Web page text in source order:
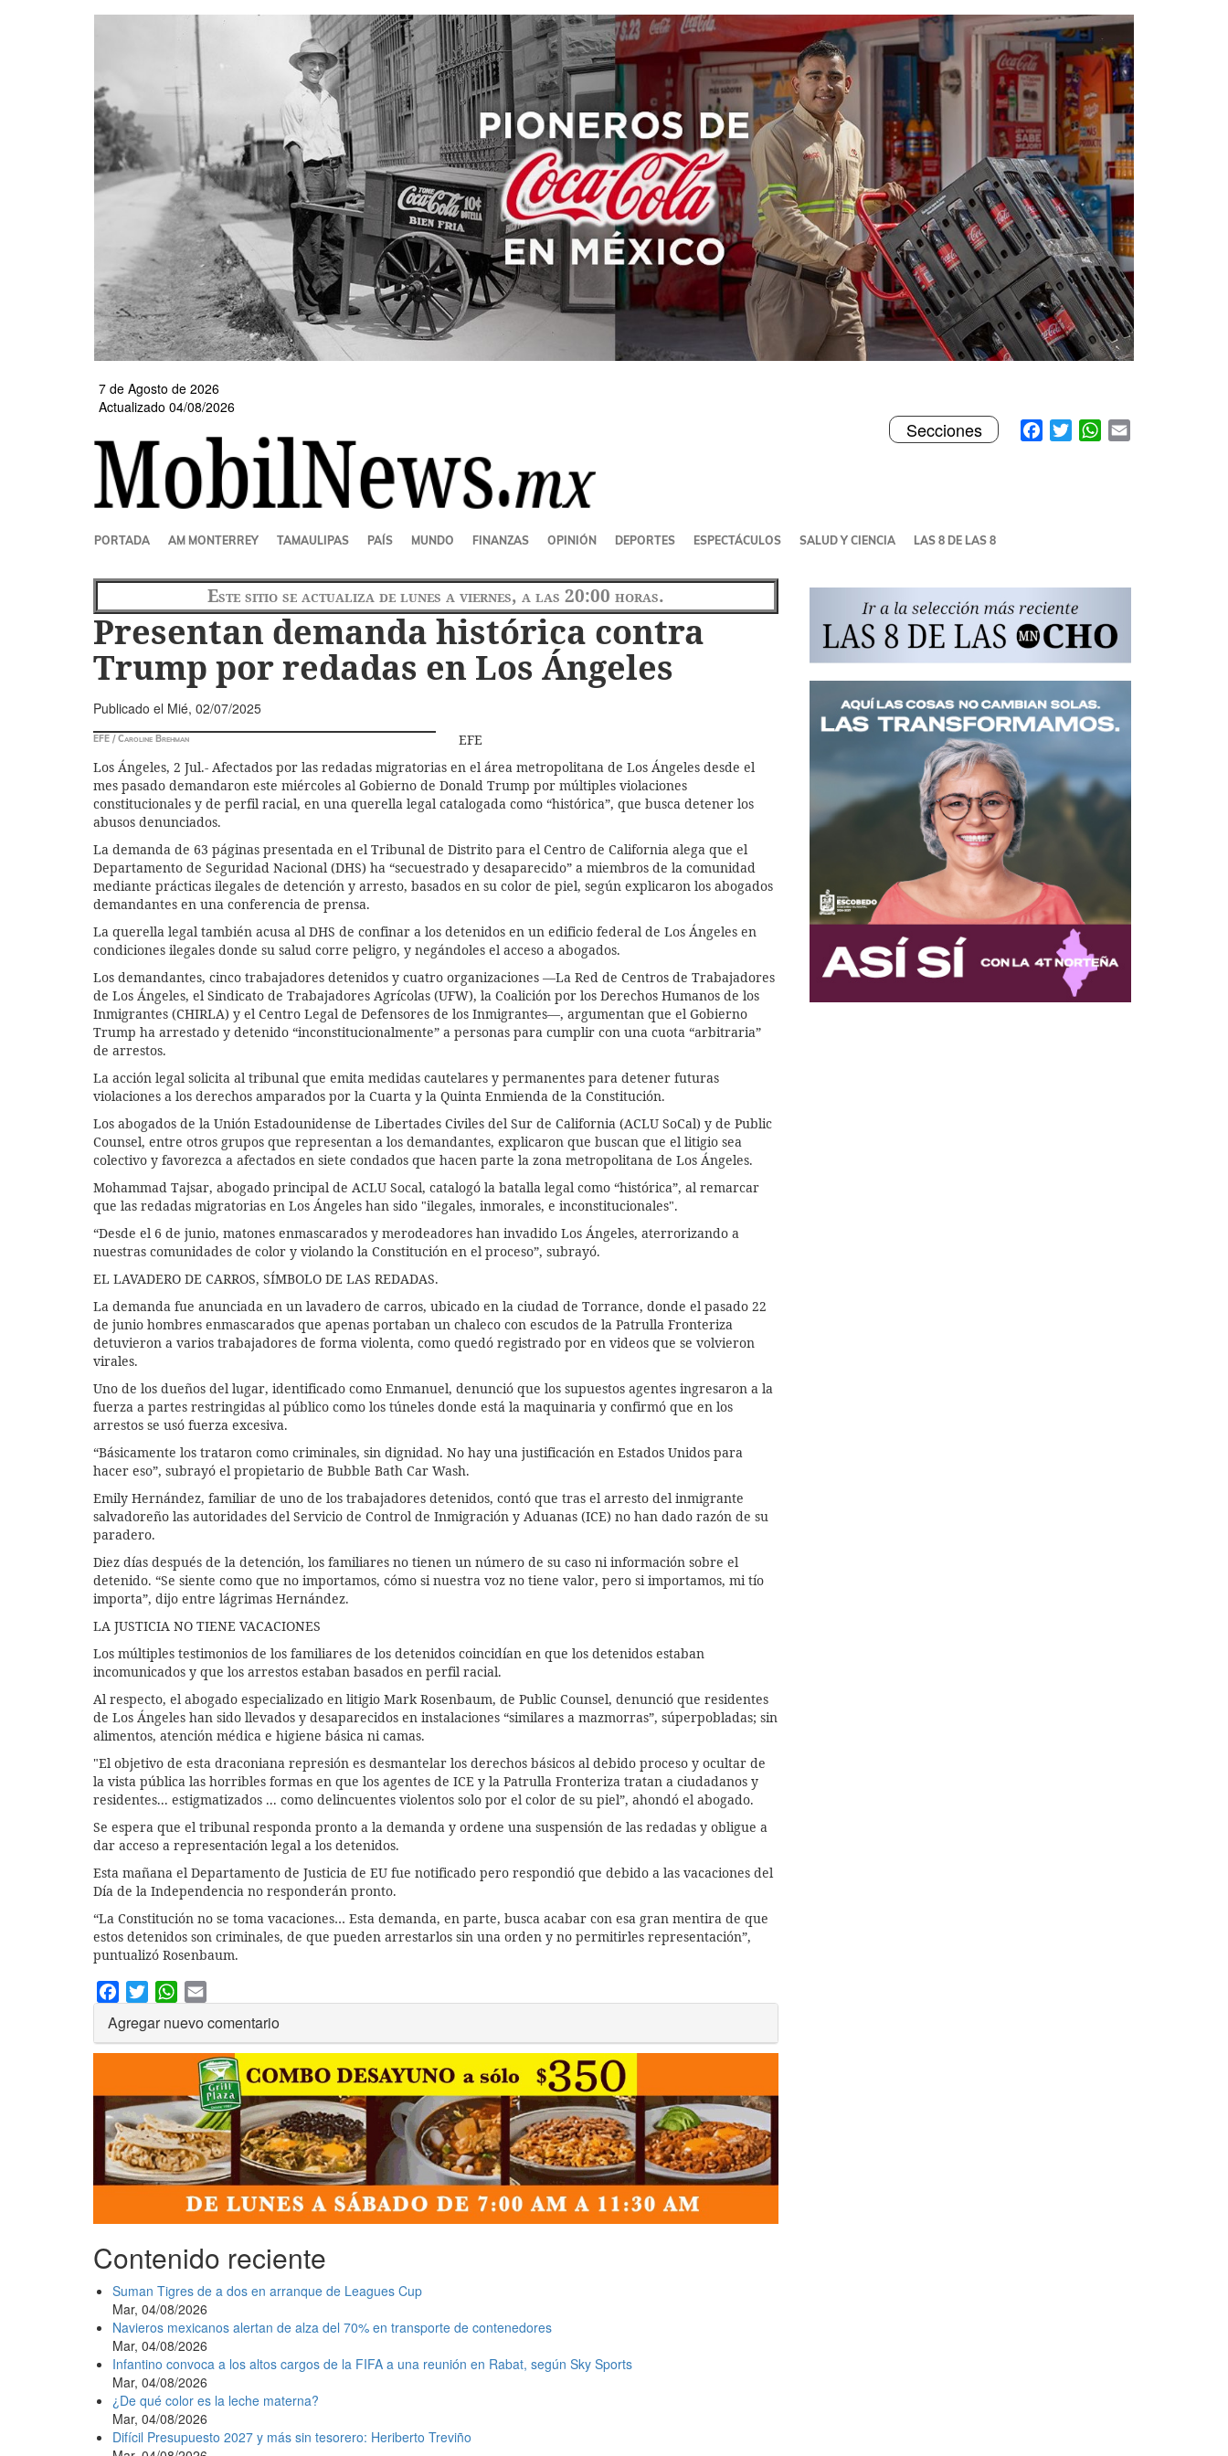
7 de Agosto de 2026
Actualizado 04/08/2026
Facebook
TwitterWhatsApp
Toggle
navigation
Secciones
SECCIONES
PORTADA AM MONTERREY TAMAULIPAS PAÍS MUNDO FINANZAS OPINIÓN DEPORTES ESPECTÁCULOS SALUD Y CIENCIA LAS 8 DE LAS 8
Este sitio se actualiza de lunes a viernes, a las 20:00 horas.
Presentan demanda histórica contra
Trump por redadas en Los Ángeles
Publicado el Mié, 02/07/2025
EFE / Caroline Brehman
EFE
Los Ángeles, 2 Jul.- Afectados por las redadas migratorias en el área metropolitana de Los Ángeles desde el
mes pasado demandaron este miércoles al Gobierno de Donald Trump por múltiples violaciones
constitucionales y de perfil racial, en una querella legal catalogada como “histórica”, que busca detener los
abusos denunciados.
La demanda de 63 páginas presentada en el Tribunal de Distrito para el Centro de California alega que el
Departamento de Seguridad Nacional (DHS) ha “secuestrado y desaparecido” a miembros de la comunidad
mediante prácticas ilegales de detención y arresto, basados en su color de piel, según explicaron los abogados
demandantes en una conferencia de prensa.
La querella legal también acusa al DHS de confinar a los detenidos en un edificio federal de Los Ángeles en
condiciones ilegales donde su salud corre peligro, y negándoles el acceso a abogados.
Los demandantes, cinco trabajadores detenidos y cuatro organizaciones —La Red de Centros de Trabajadores
de Los Ángeles, el Sindicato de Trabajadores Agrícolas (UFW), la Coalición por los Derechos Humanos de los
Inmigrantes (CHIRLA) y el Centro Legal de Defensores de los Inmigrantes—, argumentan que el Gobierno
Trump ha arrestado y detenido “inconstitucionalmente” a personas para cumplir con una cuota “arbitraria”
de arrestos.
La acción legal solicita al tribunal que emita medidas cautelares y permanentes para detener futuras
violaciones a los derechos amparados por la Cuarta y la Quinta Enmienda de la Constitución.
Los abogados de la Unión Estadounidense de Libertades Civiles del Sur de California (ACLU SoCal) y de Public
Counsel, entre otros grupos que representan a los demandantes, explicaron que buscan que el litigio sea
colectivo y favorezca a afectados en siete condados que hacen parte la zona metropolitana de Los Ángeles.
Mohammad Tajsar, abogado principal de ACLU Socal, catalogó la batalla legal como “histórica”, al remarcar
que las redadas migratorias en Los Ángeles han sido "ilegales, inmorales, e inconstitucionales".
“Desde el 6 de junio, matones enmascarados y merodeadores han invadido Los Ángeles, aterrorizando a
nuestras comunidades de color y violando la Constitución en el proceso”, subrayó.
EL LAVADERO DE CARROS, SÍMBOLO DE LAS REDADAS.
La demanda fue anunciada en un lavadero de carros, ubicado en la ciudad de Torrance, donde el pasado 22
de junio hombres enmascarados que apenas portaban un chaleco con escudos de la Patrulla Fronteriza
detuvieron a varios trabajadores de forma violenta, como quedó registrado por en videos que se volvieron
virales.
Uno de los dueños del lugar, identificado como Enmanuel, denunció que los supuestos agentes ingresaron a la
fuerza a partes restringidas al público como los túneles donde está la maquinaria y confirmó que en los
arrestos se usó fuerza excesiva.
“Básicamente los trataron como criminales, sin dignidad. No hay una justificación en Estados Unidos para
hacer eso”, subrayó el propietario de Bubble Bath Car Wash.
Emily Hernández, familiar de uno de los trabajadores detenidos, contó que tras el arresto del inmigrante
salvadoreño las autoridades del Servicio de Control de Inmigración y Aduanas (ICE) no han dado razón de su
paradero.
Diez días después de la detención, los familiares no tienen un número de su caso ni información sobre el
detenido. “Se siente como que no importamos, cómo si nuestra voz no tiene valor, pero si importamos, mi tío
importa”, dijo entre lágrimas Hernández.
LA JUSTICIA NO TIENE VACACIONES
Los múltiples testimonios de los familiares de los detenidos coincidían en que los detenidos estaban
incomunicados y que los arrestos estaban basados en perfil racial.
Al respecto, el abogado especializado en litigio Mark Rosenbaum, de Public Counsel, denunció que residentes
de Los Ángeles han sido llevados y desaparecidos en instalaciones “similares a mazmorras”, súperpobladas; sin
alimentos, atención médica e higiene básica ni camas.
"El objetivo de esta draconiana represión es desmantelar los derechos básicos al debido proceso y ocultar de
la vista pública las horribles formas en que los agentes de ICE y la Patrulla Fronteriza tratan a ciudadanos y
residentes... estigmatizados ... como delincuentes violentos solo por el color de su piel”, ahondó el abogado.
Se espera que el tribunal responda pronto a la demanda y ordene una suspensión de las redadas y obligue a
dar acceso a representación legal a los detenidos.
Esta mañana el Departamento de Justicia de EU fue notificado pero respondió que debido a las vacaciones del
Día de la Independencia no responderán pronto.
“La Constitución no se toma vacaciones… Esta demanda, en parte, busca acabar con esa gran mentira de que
estos detenidos son criminales, de que pueden arrestarlos sin una orden y no permitirles representación”,
puntualizó Rosenbaum.
Facebook
TwitterWhatsApp
Agregar nuevo comentario
Contenido reciente
Suman Tigres de a dos en arranque de Leagues Cup
Mar, 04/08/2026
Navieros mexicanos alertan de alza del 70% en transporte de contenedores
Mar, 04/08/2026
Infantino convoca a los altos cargos de la FIFA a una reunión en Rabat, según Sky Sports
Mar, 04/08/2026
¿De qué color es la leche materna?
Mar, 04/08/2026
Difícil Presupuesto 2027 y más sin tesorero: Heriberto Treviño